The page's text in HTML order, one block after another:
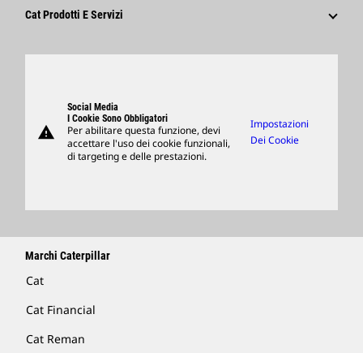
Innovazione
Fornitori
Cat Prodotti E Servizi
Support
Merchandising
Trova Un Dealer
warning
Social Media
I Cookie Sono Obbligatori
Per abilitare questa funzione, devi
accettare l'uso dei cookie funzionali,
di targeting e delle prestazioni.
Impostazioni
Dei Cookie
Marchi Caterpillar
Cat
Cat Financial
Cat Reman